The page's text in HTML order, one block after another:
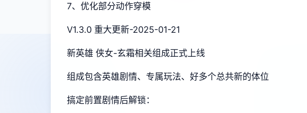
7、优化部分动作穿模
V1.3.0 重大更新-2025-01-21
新英雄 侠女-玄霜相关组成正式上线
组成包含英雄剧情、专属玩法、好多个总共新的体位
搞定前置剧情后解锁：